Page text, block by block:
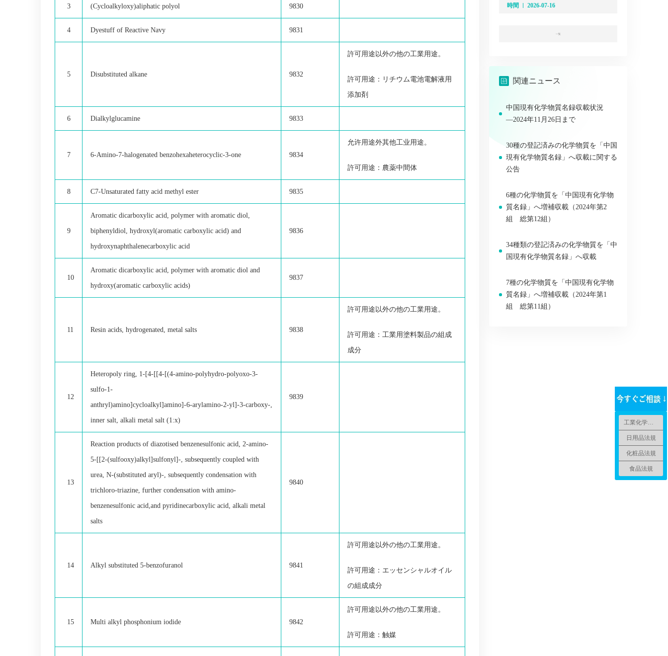
3 (Cycloalkyloxy)aliphatic polyol 9830
4 Dyestuff of Reactive Navy 9831
5 Disubstituted alkane 9832
許可用途以外の他の工業用途。
許可用途：リチウム電池電解液用
添加剤
6 Dialkylglucamine 9833
7 6-Amino-7-halogenated benzohexaheterocyclic-3-one 9834
允许用途外其他工业用途。
許可用途：農薬中間体
8 C7-Unsaturated fatty acid methyl ester 9835
9
Aromatic dicarboxylic acid, polymer with aromatic diol,
biphenyldiol, hydroxyl(aromatic carboxylic acid) and
hydroxynaphthalenecarboxylic acid
9836
10
Aromatic dicarboxylic acid, polymer with aromatic diol and
hydroxy(aromatic carboxylic acids)
9837
11 Resin acids, hydrogenated, metal salts 9838
許可用途以外の他の工業用途。
許可用途：工業用塗料製品の組成
成分
12
Heteropoly ring, 1-[4-[[4-[(4-amino-polyhydro-polyoxo-3-
sulfo-1-
anthryl)amino]cycloalkyl]amino]-6-arylamino-2-yl]-3-carboxy-,
inner salt, alkali metal salt (1:x)
9839
13
Reaction products of diazotised benzenesulfonic acid, 2-amino-
5-[[2-(sulfooxy)alkyl]sulfonyl]-, subsequently coupled with
urea, N-(substituted aryl)-, subsequently condensation with
trichloro-triazine, further condensation with amino-
benzenesulfonic acid,and pyridinecarboxylic acid, alkali metal
salts
9840
14 Alkyl substituted 5-benzofuranol 9841
許可用途以外の他の工業用途。
許可用途：エッセンシャルオイル
の組成成分
15 Multi alkyl phosphonium iodide 9842
許可用途以外の他の工業用途。
許可用途：触媒
時間 2026-07-16
一覧
関連ニュース
中国現有化学物質名録収載状況
―2024年11月26日まで
30種の登記済みの化学物質を「中国
現有化学物質名録」へ収載に関する
公告
6種の化学物質を「中国現有化学物
質名録」へ増補収載（2024年第2
組 総第12組）
34種類の登記済みの化学物質を「中
国現有化学物質名録」へ収載
7種の化学物質を「中国現有化学物
質名録」へ増補収載（2024年第1
組 総第11組）
工業化学品法規
日用品法規
化粧品法規
食品法規